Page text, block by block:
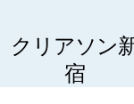
クリアソン
宿